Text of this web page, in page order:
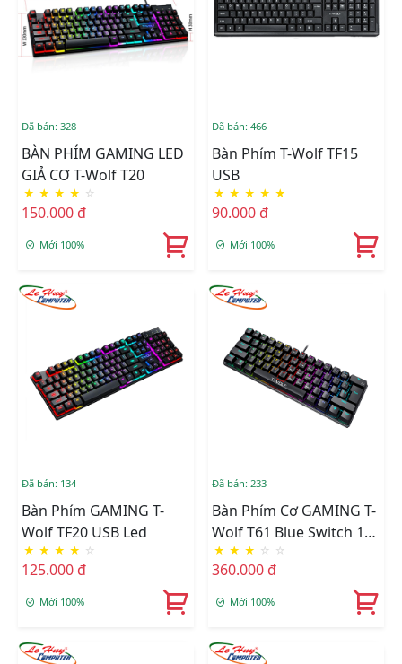
Đã bán: 328
BÀN PHÍM GAMING LED
GIẢ CƠ T-Wolf T20
★ ★ ★ ★ ☆
150.000 đ
Mới 100%
Đã bán: 466
Bàn Phím T-Wolf TF15
USB
★ ★ ★ ★ ★
90.000 đ
Mới 100%
Đã bán: 134
Bàn Phím GAMING T-
Wolf TF20 USB Led
★ ★ ★ ★ ☆
125.000 đ
Mới 100%
Đã bán: 233
Bàn Phím Cơ GAMING T-
Wolf T61 Blue Switch 12
Chế Độ Led
★ ★ ★ ☆ ☆
360.000 đ
Mới 100%